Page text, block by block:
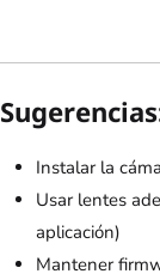
Instalar la
Usar lentes
aplicación)
Mantener